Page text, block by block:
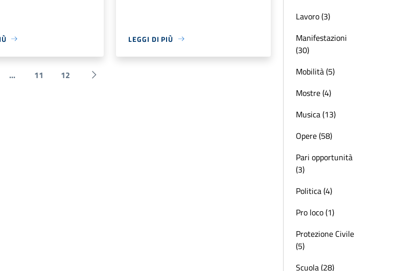
LEGGI DI PIÙ
... 11 12
Successiva »
Lavoro (3)
Manifestazioni
(30)
Mobilità (5)
Mostre (4)
Musica (13)
Opere (58)
Pari opportunità
(3)
Politica (4)
Pro loco (1)
Protezione Civile
(5)
Scuola (28)